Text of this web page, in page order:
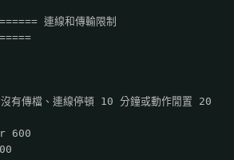
連線和傳輸限制
有傳檔、連線停頓 10 分鐘或動作閒置 20
600